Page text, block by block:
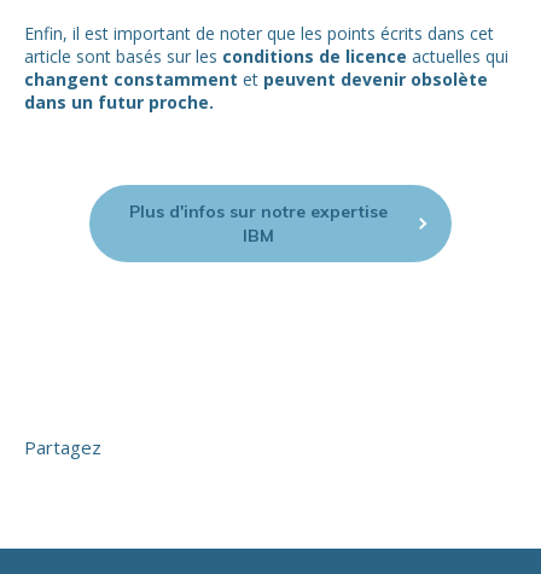
Enfin, il est important de noter que les points écrits dans cet
article sont basés sur les conditions de licence actuelles qui
changent constamment et peuvent devenir obsolète
dans un futur proche.
Plus d'infos sur notre expertise
IBM
Partagez